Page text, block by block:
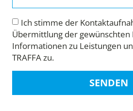
Ich stimme der
Übermittlung der gewünschten
Informationen zu Leistungen
TRAFFA zu.
SENDEN